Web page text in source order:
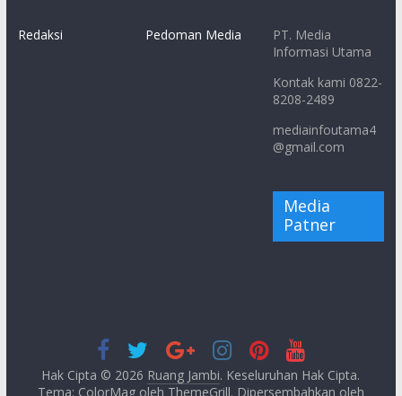
Redaksi Pedoman Media
PT. Media
Informasi Utama
Kontak kami 0822-
8208-2489
mediainfoutama4
@gmail.com
Media
Patner
Hak Cipta © 2026 Ruang Jambi. Keseluruhan Hak Cipta.
Tema: ColorMag oleh ThemeGrill. Dipersembahkan oleh